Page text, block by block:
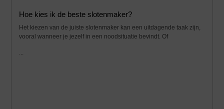
Hoe kies ik de beste slotenmaker?
Het kiezen van de juiste slotenmaker kan een uitdagende taak zijn,
vooral wanneer je jezelf in een noodsituatie bevindt. Of
...